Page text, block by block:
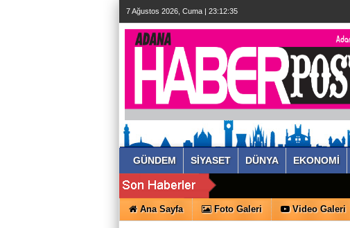
7 Ağustos 2026, Cuma | 23:12:36
GÜNDEM SİYASET DÜNYA EKONOMİ
Ana Sayfa Foto Galeri Video Galeri